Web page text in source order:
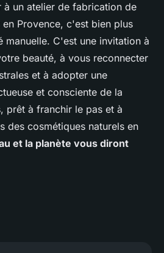
à un atelier de fabrication de
Provence, c'est bien plus
manuelle. C'est une invitation à
beauté, à vous reconnecter
et à adopter une
et consciente de la
prêt à franchir le pas et à
des cosmétiques naturels en
et la planète vous diront